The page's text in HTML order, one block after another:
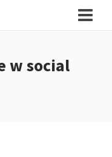
w social